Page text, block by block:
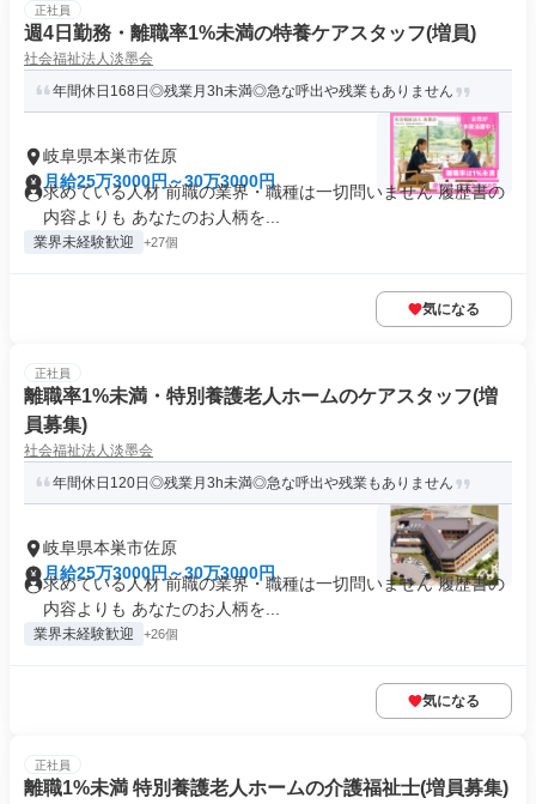
正社員
週4日勤務・離職率1%未満の特養ケアスタッフ(増員)
社会福祉法人淡墨会
年間休日168日◎残業月3h未満◎急な呼出や残業もありません
岐阜県本巣市佐原
月給25万3000円～30万3000円
求めている人材 前職の業界・職種は一切問いません 履歴書の
内容よりも あなたのお人柄を...
業界未経験歓迎 +27個
気になる
正社員
離職率1%未満・特別養護老人ホームのケアスタッフ(増
員募集)
社会福祉法人淡墨会
年間休日120日◎残業月3h未満◎急な呼出や残業もありません
岐阜県本巣市佐原
月給25万3000円～30万3000円
求めている人材 前職の業界・職種は一切問いません 履歴書の
内容よりも あなたのお人柄を...
業界未経験歓迎 +26個
気になる
正社員
離職1%未満 特別養護老人ホームの介護福祉士(増員募集)